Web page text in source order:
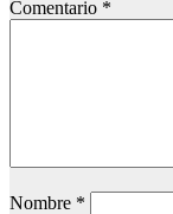
Comentario *
Nombre *